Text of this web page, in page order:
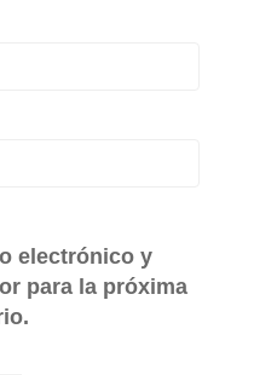
electrónico y
para la próxima